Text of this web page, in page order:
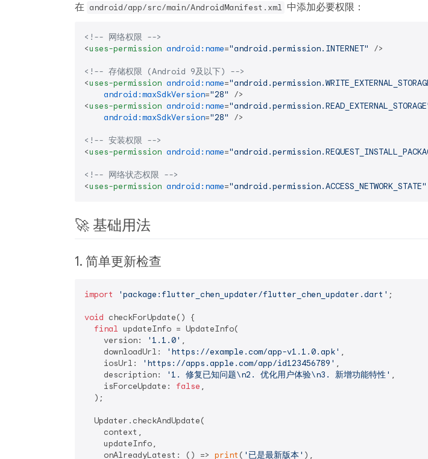
在 android/app/src/main/AndroidManifest.xml 中添加必要权限：
<!-- 网络权限 -->
<uses-permission android:name="android.permission.INTERNET" />
<!-- 存储权限 (Android 9及以下) -->
<uses-permission android:name=
android:maxSdkVersion="28"
/>
<uses-permission android:name=
android:maxSdkVersion="28" />
<!-- 安装权限 -->
<uses-permission android:name=
<!-- 网络状态权限 -->
<uses-permission android:name="android.permission.ACCESS_NETWORK_STATE"
🚀 基础用法
1. 简单更新检查
import 'package:flutter_chen_updater/flutter_chen_updater.dart' ;
void checkForUpdate() {
final updateInfo = UpdateInfo(
    version:
'1.1.0' ,
    downloadUrl:
'https://example.com/app-v1.1.0.apk' ,
    iosUrl:
'https://apps.apple.com/app/id123456789' ,
    description:
'1. 修复已知问题\n2. 优化用户体验\n3. 新增功能特性' ,
    isForceUpdate:
false ,
  );
  Updater.checkAndUpdate(
    context,
    updateInfo,
    onAlreadyLatest: () =>
print ( '已是最新版本' ),